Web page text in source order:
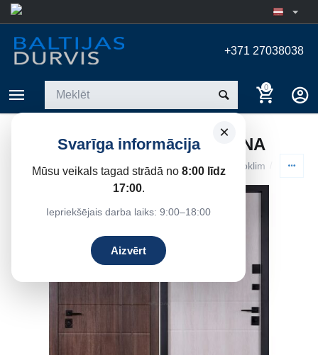
+371 27038038
0
×
Svarīga informācija
Mūsu veikals tagad strādā no 8:00 līdz
17:00.
Iepriekšējais darba laiks: 9:00–18:00
Aizvērt
METĀLA DURVIS BARSELONA
Sākums Metāla durvis dzīvokļiem Ārdurvis dzīvoklim